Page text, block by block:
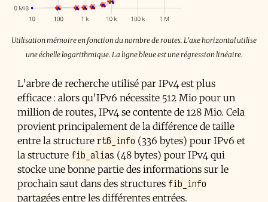
Utilisation mémoire en fonction du nombre de routes. L'axe horizontal utilise
une échelle logarithmique. La ligne bleue est une régression linéaire.
L’arbre de recherche utilisé par IPv4 est plus
efficace : alors qu’IPv6 nécessite 512 Mio pour un
million de routes, IPv4 se contente de 128 Mio. Cela
provient principalement de la différence de taille
entre la structure rt6_info (336 bytes) pour IPv6 et
la structure fib_alias (48 bytes) pour IPv4 qui
stocke une bonne partie des informations sur le
prochain saut dans des structures fib_info
partagées entre les différentes entrées.